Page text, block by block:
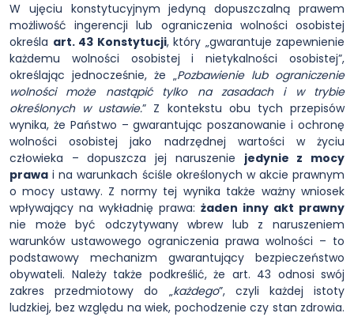
W ujęciu konstytucyjnym jedyną dopuszczalną prawem
możliwość ingerencji lub ograniczenia wolności osobistej
określa art. 43 Konstytucji, który „gwarantuje zapewnienie
każdemu wolności osobistej i nietykalności osobistej”,
określając jednocześnie, że „Pozbawienie lub ograniczenie
wolności może nastąpić tylko na zasadach i w trybie
określonych w ustawie.” Z kontekstu obu tych przepisów
wynika, że Państwo – gwarantując poszanowanie i ochronę
wolności osobistej jako nadrzędnej wartości w życiu
człowieka – dopuszcza jej naruszenie jedynie z mocy
prawa i na warunkach ściśle określonych w akcie prawnym
o mocy ustawy. Z normy tej wynika także ważny wniosek
wpływający na wykładnię prawa: żaden inny akt prawny
nie może być odczytywany wbrew lub z naruszeniem
warunków ustawowego ograniczenia prawa wolności – to
podstawowy mechanizm gwarantujący bezpieczeństwo
obywateli. Należy także podkreślić, że art. 43 odnosi swój
zakres przedmiotowy do „każdego”, czyli każdej istoty
ludzkiej, bez względu na wiek, pochodzenie czy stan zdrowia.